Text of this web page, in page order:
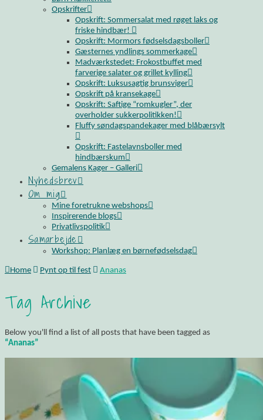
Opskrifter
Opskrift: Sommersalat med røget laks og
friske hindbær!
Opskrift: Mormors fødselsdagsboller
Gæsternes yndlings sommerkage
Madværkstedet: Frokostbuffet med
farverige salater og grillet kylling
Opskrift: Luksusagtig brunsviger
Opskrift på kransekage
Opskrift: Saftige “romkugler”, der
overholder sukkerpolitikken!
Fluffy søndagspandekager med blåbærsylt
Opskrift: Fastelavnsboller med
hindbærskum
Gemalens Kager – Galleri
Nyhedsbrev
Om mig
Mine foretrukne webshops
Inspirerende blogs
Privatlivspolitik
Samarbejde
Workshop: Planlæg en børnefødselsdag
Home Pynt op til fest Ananas
Tag Archive
Below you'll find a list of all posts that have been tagged as
“Ananas”